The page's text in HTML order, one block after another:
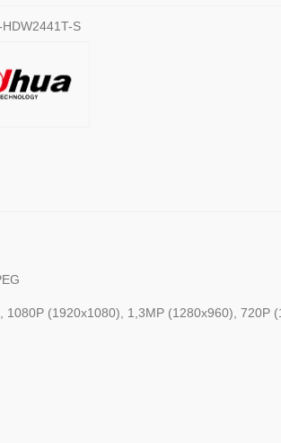
HDW2441T-S
(1920x1080), 1,3MP (1280x960), 720P